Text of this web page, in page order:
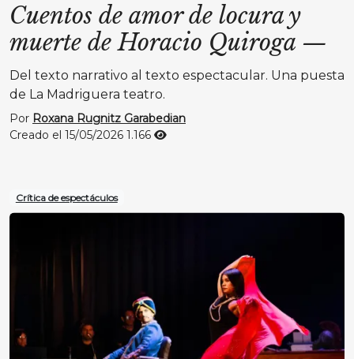
Cuentos de amor de locura y
muerte de Horacio Quiroga —
Del texto narrativo al texto espectacular. Una puesta
de La Madriguera teatro.
Por Roxana Rugnitz Garabedian
Creado el 15/05/2026 1.166
Crítica de espectáculos